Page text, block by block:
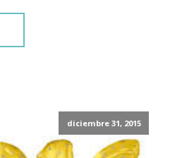
diciembre 31, 2015